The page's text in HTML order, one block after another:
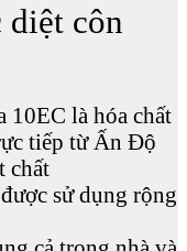
diệt côn
10EC là hóa chất
tiếp từ Ấn Độ
chất
sử dụng rộng